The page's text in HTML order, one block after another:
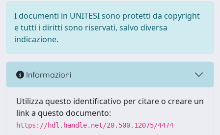
I documenti in UNITESI sono protetti da copyright
e tutti i diritti sono riservati, salvo diversa
indicazione.
Informazioni
Utilizza questo identificativo per citare o creare un
link a questo documento:
https://hdl.handle.net/20.500.12075/4474